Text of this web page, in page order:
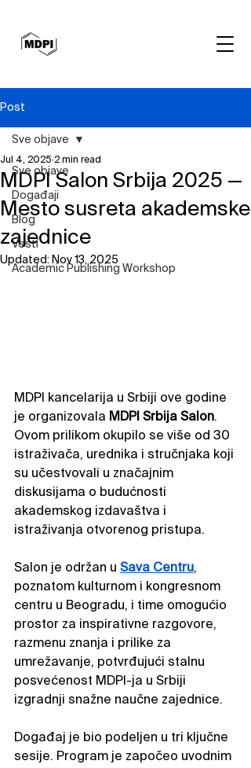
Post
Sve objave
Događaji
Blog
Vesti
Academic Publishing Workshop
Sve objave
MDPI Salon Srbija 2025 —
Mesto susreta akademske
zajednice
Jul 4, 2025 2 min read
Updated: Nov 13, 2025
MDPI kancelarija u Srbiji ove godine
je organizovala MDPI Srbija Salon.
Ovom prilikom okupilo se više od 30
istraživača, urednika i stručnjaka koji
su učestvovali u značajnim
diskusijama o budućnosti
akademskog izdavaštva i
istraživanja otvorenog pristupa.
Salon je održan u Sava Centru,
poznatom kulturnom i kongresnom
centru u Beogradu, i time omogućio
prostor za inspirativne razgovore,
razmenu znanja i prilike za
umrežavanje, potvrđujući stalnu
posvećenost MDPI-ja u Srbiji
izgradnji snažne naučne zajednice.
Događaj je bio podeljen u tri ključne
sesije. Program je započeo uvodnim